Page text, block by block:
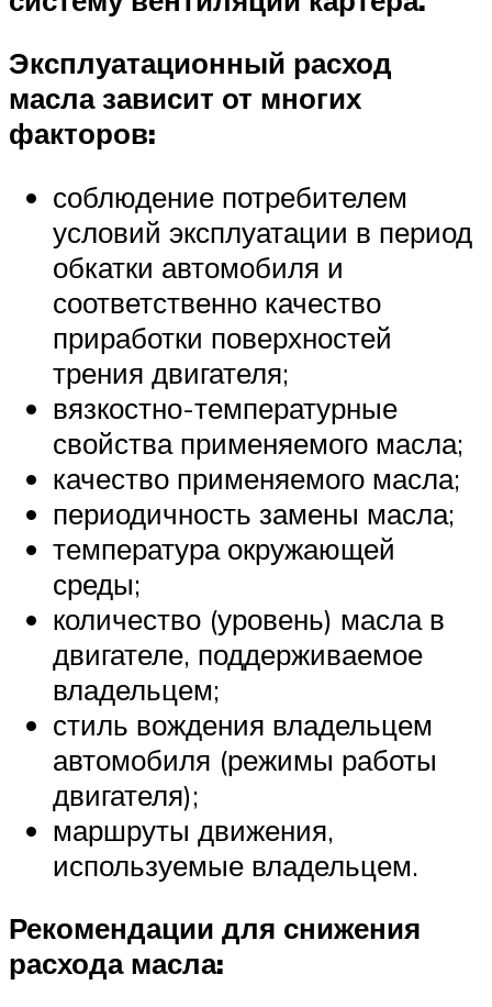
Эксплуатационный расход
масла зависит от многих
факторов:
соблюдение потребителем
условий эксплуатации в период
обкатки автомобиля и
соответственно качество
приработки поверхностей
трения двигателя;
вязкостно-температурные
свойства применяемого масла;
качество применяемого масла;
периодичность замены масла;
температура окружающей
среды;
количество (уровень) масла в
двигателе, поддерживаемое
владельцем;
стиль вождения владельцем
автомобиля (режимы работы
двигателя);
маршруты движения,
используемые владельцем.
Рекомендации для снижения
расхода масла: